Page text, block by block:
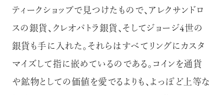
ティークショップで見つけたもので、アレクサンドロ
スの銀貨、クレオパトラ銀貨、そしてジョージ4世の
銀貨も手に入れた。それらはすべてリングにカスタ
マイズして指に嵌めているのである。コインを通貨
や鉱物としての価値を愛でるよりも、よっぽど上等な